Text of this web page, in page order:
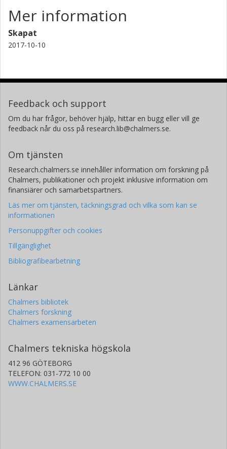
Mer information
Skapat
2017-10-10
Feedback och support
Om du har frågor, behöver hjälp, hittar en bugg eller vill ge
feedback når du oss på research.lib@chalmers.se.
Om tjänsten
Research.chalmers.se innehåller information om forskning på
Chalmers, publikationer och projekt inklusive information om
finansiärer och samarbetspartners.
Läs mer om tjänsten, täckningsgrad och vilka som kan se
informationen
Personuppgifter och cookies
Tillgänglighet
Bibliografibearbetning
Länkar
Chalmers bibliotek
Chalmers forskning
Chalmers examensarbeten
Chalmers tekniska högskola
412 96 GÖTEBORG
TELEFON: 031-772 10 00
WWW.CHALMERS.SE